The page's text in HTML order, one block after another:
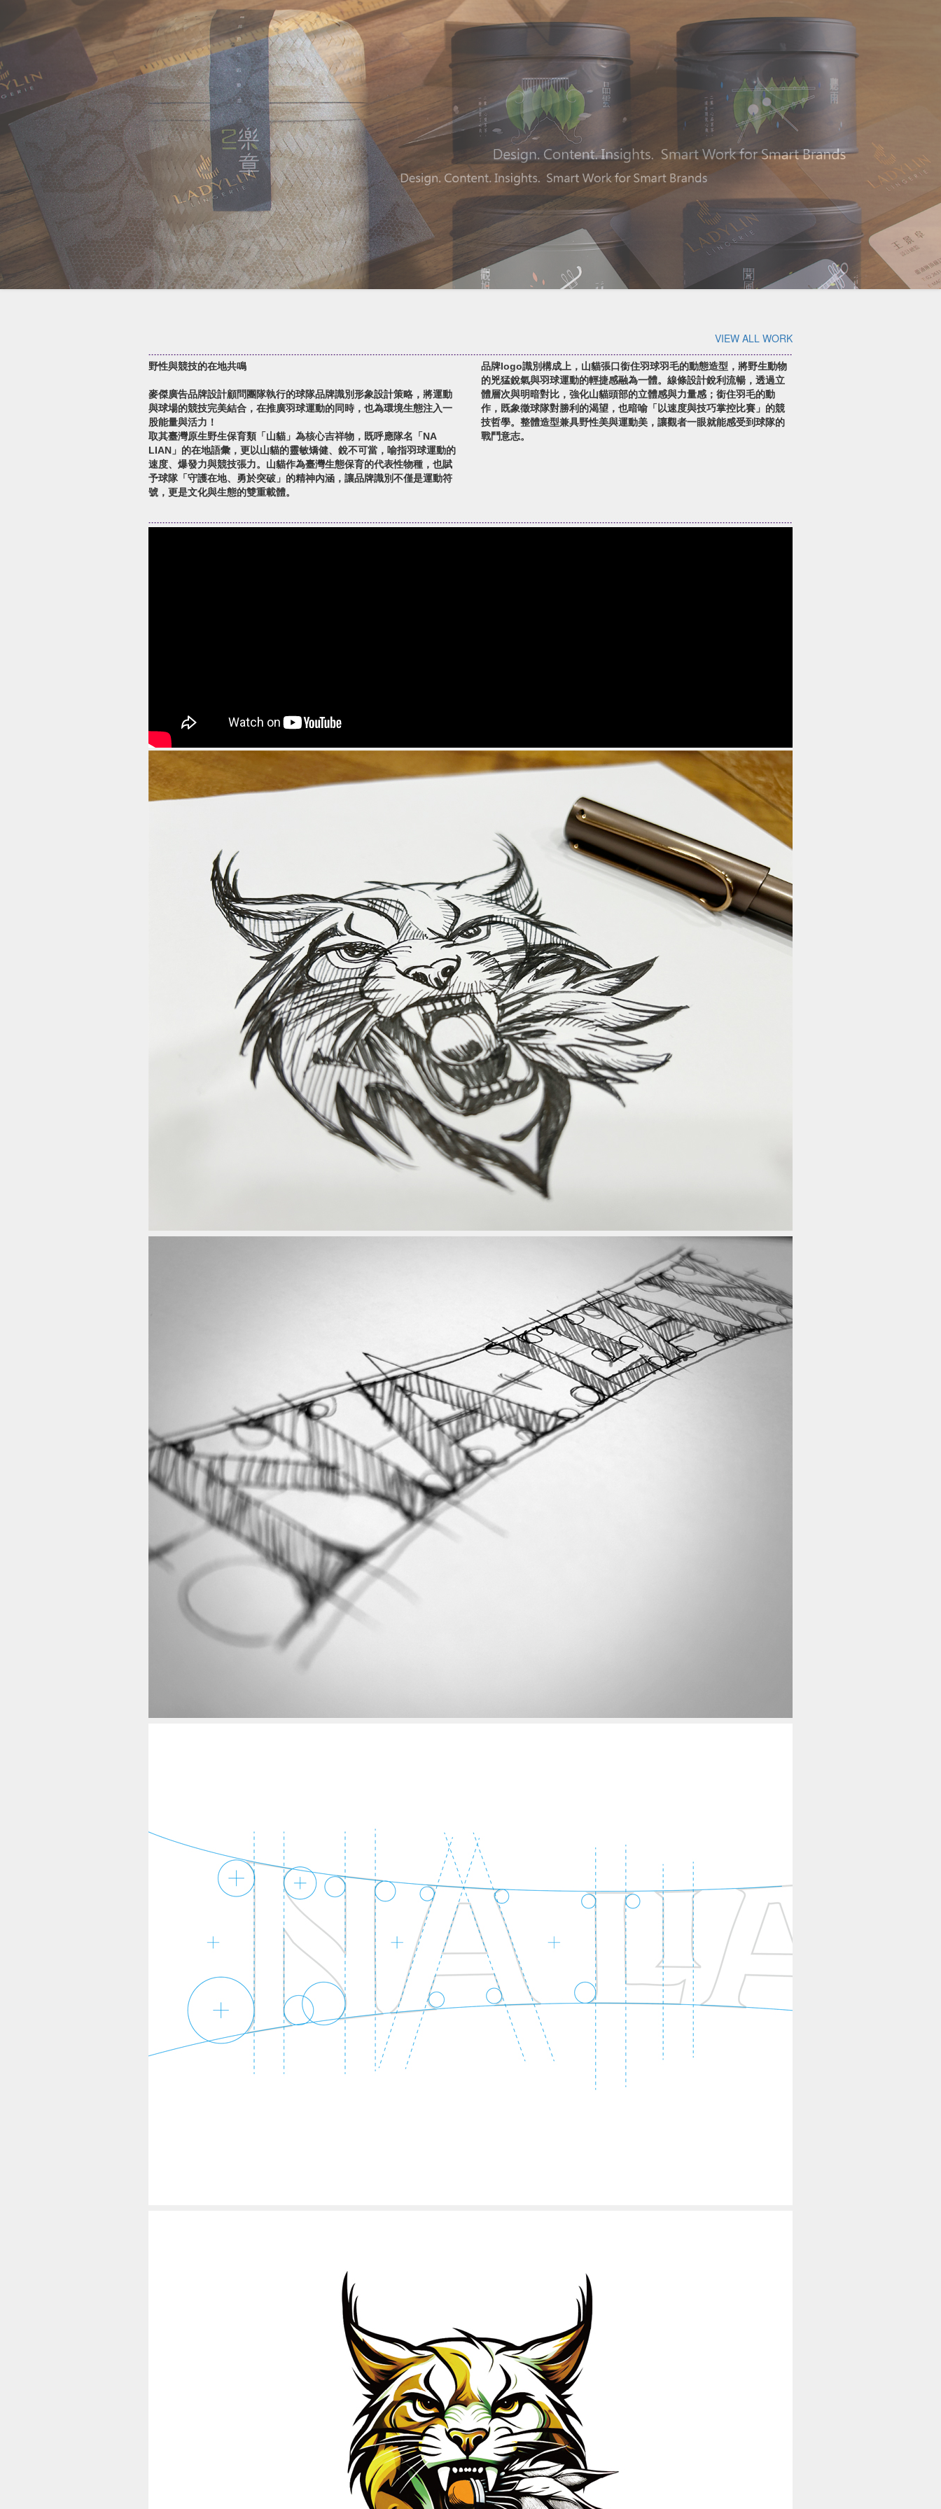
VIEW ALL WORK
野性與競技的在地共鳴
麥傑廣告品牌設計顧問團隊執行的球隊品牌識別形象設計策略，將運動
與球場的競技完美結合，在推廣羽球運動的同時，也為環境生態注入一
股能量與活力！
取其臺灣原生野生保育類「山貓」為核心吉祥物，既呼應隊名「NA
LIAN」的在地語彙，更以山貓的靈敏矯健、銳不可當，喻指羽球運動的
速度、爆發力與競技張力。山貓作為臺灣生態保育的代表性物種，也賦
予球隊「守護在地、勇於突破」的精神內涵，讓品牌識別不僅是運動符
號，更是文化與生態的雙重載體。
品牌logo識別構成上，山貓張口銜住羽球羽毛的動態造型，將野生動物
的兇猛銳氣與羽球運動的輕捷感融為一體。線條設計銳利流暢，透過立
體層次與明暗對比，強化山貓頭部的立體感與力量感；銜住羽毛的動
作，既象徵球隊對勝利的渴望，也暗喻「以速度與技巧掌控比賽」的競
技哲學。整體造型兼具野性美與運動美，讓觀者一眼就能感受到球隊的
戰鬥意志。